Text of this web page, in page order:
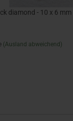
diamond - 10 x 6 mm
(Ausland abweichend)